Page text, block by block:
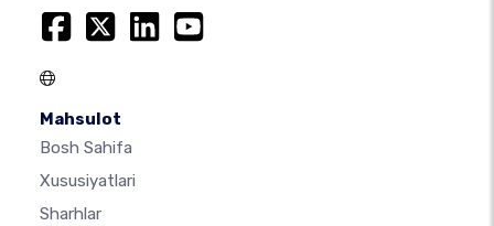
Mahsulot
Bosh Sahifa
Xususiyatlari
Sharhlar